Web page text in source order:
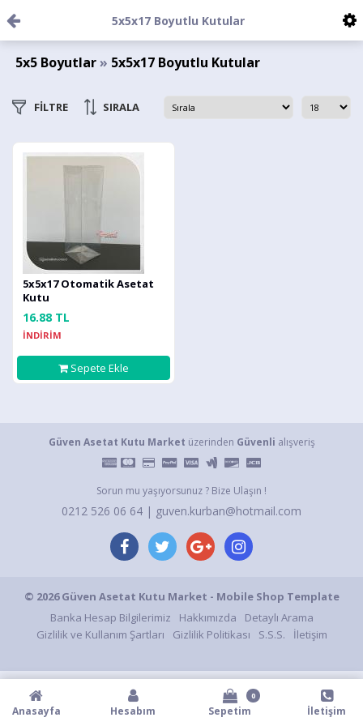
5x5x17 Boyutlu Kutular
5x5 Boyutlar» 5x5x17 Boyutlu Kutular
FİLTRE SIRALA
5x5x17 Otomatik Asetat
Kutu
16.88 TL
İNDİRİM
Sepete Ekle
Güven Asetat Kutu Market üzerinden Güvenli alışveriş
Sorun mu yaşıyorsunuz ? Bize Ulaşın !
0212 526 06 64 | guven.kurban@hotmail.com
© 2026 Güven Asetat Kutu Market - Mobile Shop Template
Banka Hesap Bilgilerimiz
Hakkımızda
Detaylı Arama
Gizlilik ve Kullanım Şartları
Gizlilik Politikası S.S.S. İletişim
Anasayfa Hesabım Sepetim
0
İletişim